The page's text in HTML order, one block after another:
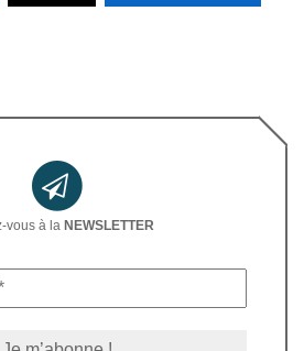
vous à la NEWSLETTER